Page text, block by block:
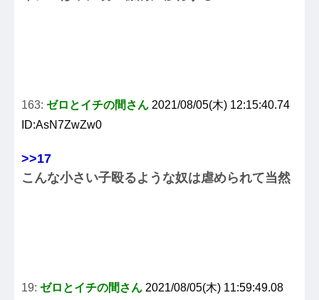
163: ゼロとイチの間さん 2021/08/05(木) 12:15:40.74
ID:AsN7ZwZw0
>>17
こんな小さい子殴るような奴は虐められて当然
19: ゼロとイチの間さん 2021/08/05(木) 11:59:49.08